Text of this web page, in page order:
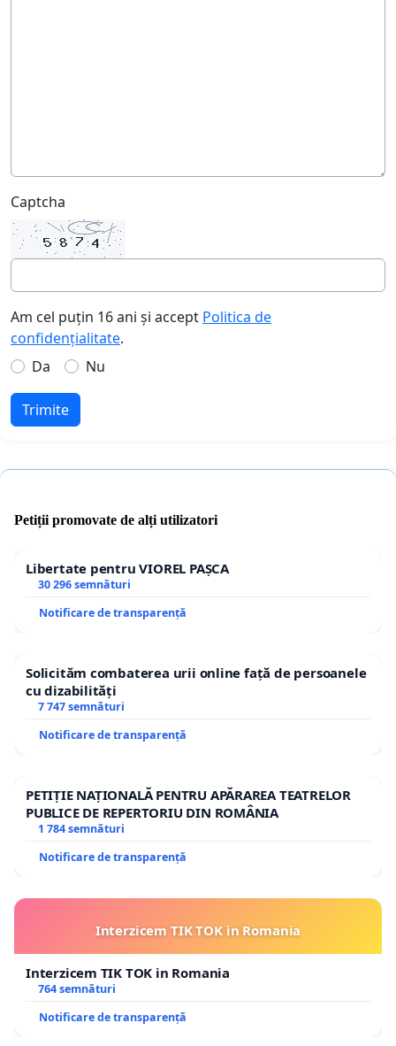
Captcha
Am cel puțin 16 ani și accept Politica de
confidențialitate.
Da
Nu
Trimite
Petiții promovate de alți utilizatori
Libertate pentru VIOREL PAȘCA
30 296 semnături
Notificare de transparență
Solicităm combaterea urii online față de persoanele
cu dizabilități
7 747 semnături
Notificare de transparență
PETIȚIE NAȚIONALĂ PENTRU APĂRAREA TEATRELOR
PUBLICE DE REPERTORIU DIN ROMÂNIA
1 784 semnături
Notificare de transparență
Interzicem TIK TOK in Romania
Interzicem TIK TOK in Romania
764 semnături
Notificare de transparență